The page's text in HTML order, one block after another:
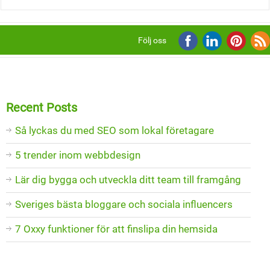
Följ oss
Recent Posts
Så lyckas du med SEO som lokal företagare
5 trender inom webbdesign
Lär dig bygga och utveckla ditt team till framgång
Sveriges bästa bloggare och sociala influencers
7 Oxxy funktioner för att finslipa din hemsida